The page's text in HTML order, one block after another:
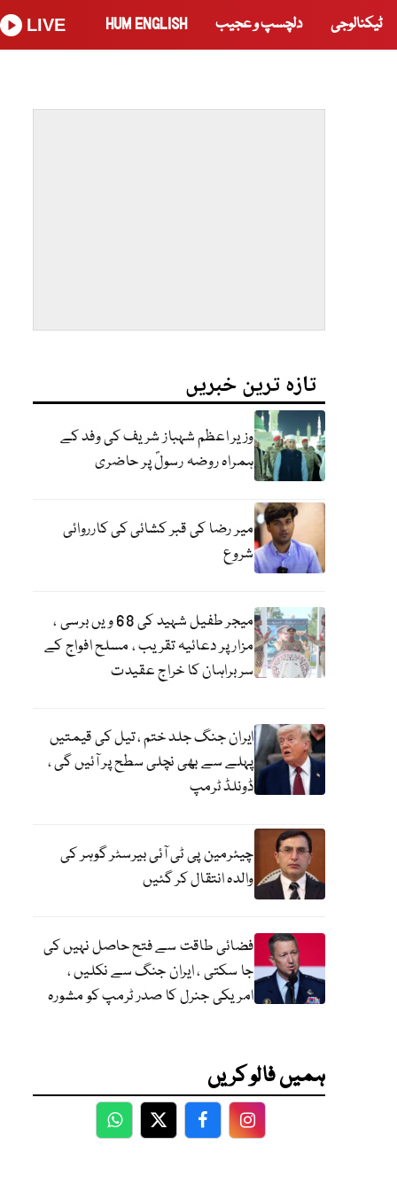
ٹیکنالوجی دلچسپ و عجیب HUM ENGLISH
LIVE
تازہ ترین خبریں
وزیر اعظم شہباز شریف کی وفد کے
ہمراہ روضہ رسولؐ پر حاضری
میر رضا کی قبر کشائی کی کارروائی
شروع
میجر طفیل شہید کی 68 ویں برسی ،
مزار پر دعائیہ تقریب ، مسلح افواج کے
سربراہان کا خراج عقیدت
ایران جنگ جلد ختم ، تیل کی قیمتیں
پہلے سے بھی نچلی سطح پر آئیں گی ،
ڈونلڈ ٹرمپ
چیئرمین پی ٹی آئی بیرسٹر گوہر کی
والدہ انتقال کر گئیں
فضائی طاقت سے فتح حاصل نہیں کی
جا سکتی ، ایران جنگ سے نکلیں ،
امریکی جنرل کا صدر ٹرمپ کو مشورہ
ہمیں فالو کریں
WhatsApp
TwitterFacebookFacebook